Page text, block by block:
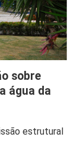
sobre
água da
estrutural